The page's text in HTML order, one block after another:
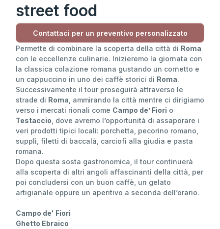
street food
Contattaci per un preventivo personalizzato
Permette di combinare la scoperta della città di Roma
con le eccellenze culinarie. Inizieremo la giornata con
la classica colazione romana gustando un cornetto e
un cappuccino in uno dei caffè storici di Roma.
Successivamente il tour proseguirà attraverso le
strade di Roma, ammirando la città mentre ci dirigiamo
verso i mercati rionali come Campo de’ Fiori o
Testaccio, dove avremo l’opportunità di assaporare i
veri prodotti tipici locali: porchetta, pecorino romano,
supplì, filetti di baccalà, carciofi alla giudia e pasta
romana.
Dopo questa sosta gastronomica, il tour continuerà
alla scoperta di altri angoli affascinanti della città, per
poi concludersi con un buon caffè, un gelato
artigianale oppure un aperitivo a seconda dell’orario.
Campo de' Fiori
Ghetto Ebraico